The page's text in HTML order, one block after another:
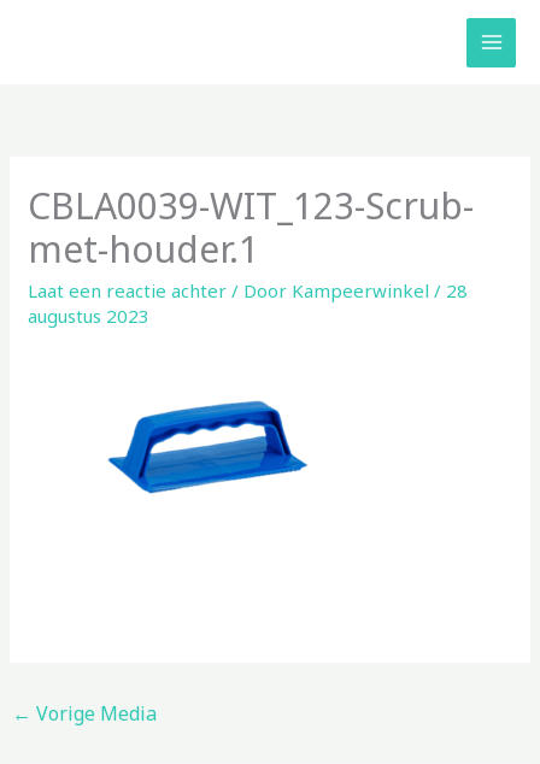
CBLA0039-WIT_123-Scrub-
met-houder.1
Laat een reactie achter / Door Kampeerwinkel/ 28
augustus 2023
← Vorige Media